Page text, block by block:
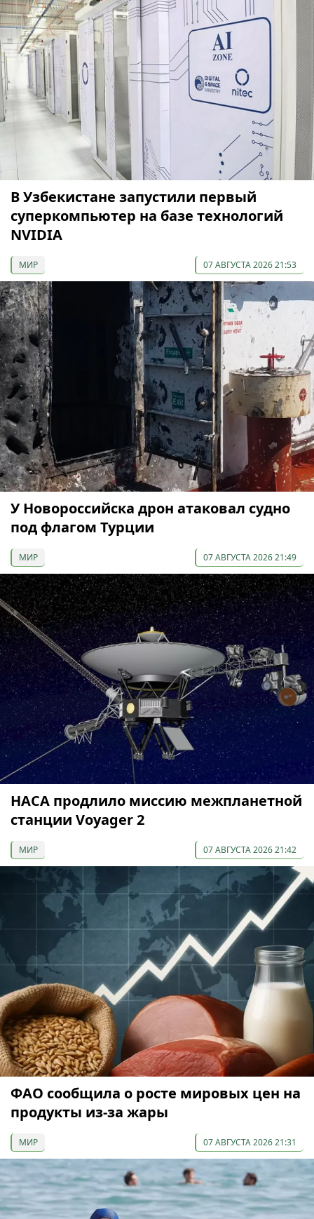
В Узбекистане запустили первый
суперкомпьютер на базе технологий
NVIDIA
МИР 07 АВГУСТА 2026 21:53
У Новороссийска дрон атаковал судно
под флагом Турции
МИР 07 АВГУСТА 2026 21:49
НАСА продлило миссию межпланетной
станции Voyager 2
МИР 07 АВГУСТА 2026 21:42
ФАО сообщила о росте мировых цен на
продукты из-за жары
МИР 07 АВГУСТА 2026 21:31